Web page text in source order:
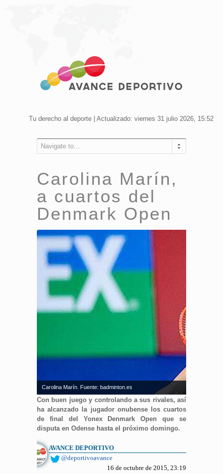
Tu derecho al deporte | Actualizado: viernes 31 julio 2026, 15:52
Navigate to...
Carolina Marín,
a cuartos del
Denmark Open
Carolina Marín. Fuente: badminton.es
Con buen juego y controlando a sus rivales, así
ha alcanzado la jugador onubense los cuartos
de final del Yonex Denmark Open que se
disputa en Odense hasta el próximo domingo.
AVANCE DEPORTIVO
@deportivoavance
16 de octubre de 2015, 23:19